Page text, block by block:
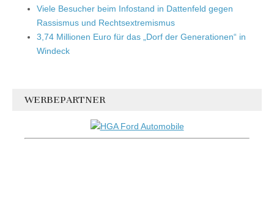
Viele Besucher beim Infostand in Dattenfeld gegen
Rassismus und Rechtsextremismus
3,74 Millionen Euro für das „Dorf der Generationen“ in
Windeck
WERBEPARTNER